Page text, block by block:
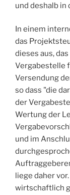
und deshalb in
In einem
das
dieses aus,
Vergabestelle
Versendung
so dass "die
der
Wertung der
und im
liege daher
wirtschaftlich